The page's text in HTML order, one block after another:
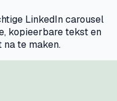
LinkedIn carousel
kopieerbare tekst en
te maken.